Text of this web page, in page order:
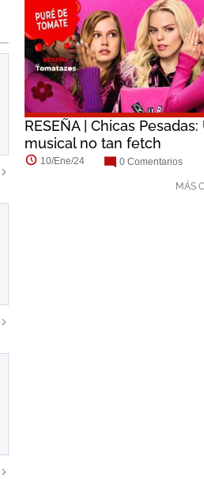
RESEÑA | Chicas Pesadas:
musical no tan fetch
10/Ene/24 0 Comentarios
MÁS